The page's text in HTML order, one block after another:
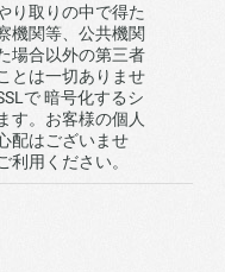
り取りの中で得た
機関等、公共機関
場合以外の第三者
とは一切ありませ
で 暗号化するシ
す。お客様の個人
配はございませ
利用ください。